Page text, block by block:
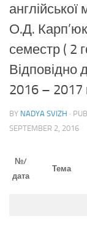
О.Д.
семестр ( 2
Відповідно
2016 – 2017
BY NADYA SVIZH ·
SEPTEMBER 2, 2016
№/
дата
Тема